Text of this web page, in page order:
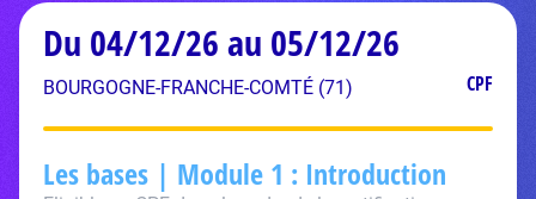
Du 04/12/26 au 05/12/26
BOURGOGNE-FRANCHE-COMTÉ (71) CPF
Les bases | Module 1 : Introduction